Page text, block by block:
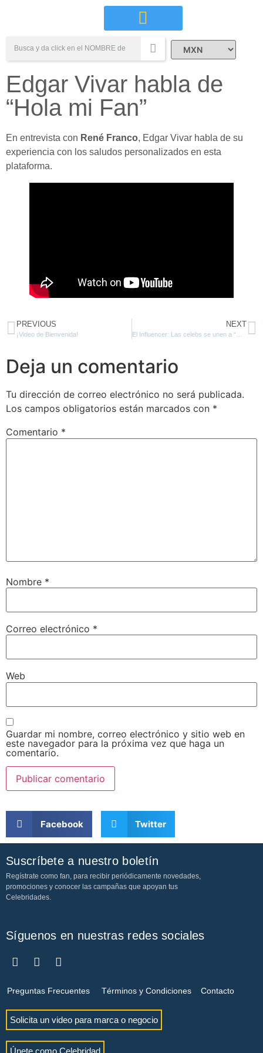
Edgar Vivar habla de
“Hola mi Fan”
En entrevista con René Franco, Edgar Vivar habla de su
experiencia con los saludos personalizados en esta
plataforma.
PREVIOUS
¡Video de Bienvenida!
NEXT
Deja un comentario
Tu dirección de correo electrónico no será publicada.
Los campos obligatorios están marcados con *
Comentario *
Nombre *
Correo electrónico *
Web
Guardar mi nombre, correo electrónico y sitio web en
este navegador para la próxima vez que haga un
comentario.
Facebook Twitter
Suscríbete a nuestro boletín
Regístrate como fan, para recibir periódicamente novedades,
promociones y conocer las campañas que apoyan tus
Celebridades.
Síguenos en nuestras redes sociales
Preguntas Frecuentes Términos y Condiciones Contacto
Solicita un video para marca o negocio
Únete como Celebridad